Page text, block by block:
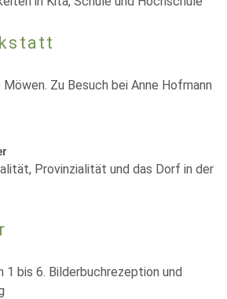
Zu Besuch bei Anne Hofmann
Provinzialität und das Dorf in der
1 bis 6. Bilderbuchrezeption und